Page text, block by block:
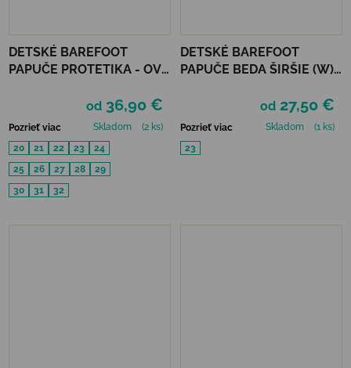
DETSKÉ BAREFOOT
PAPUČE PROTETIKA - OVE
od 36,90 €
Pozrieť viac Skladom
(2 ks)
20
21 22 23
24
25
26 27 28
29
30
31 32
DETSKÉ BAREFOOT
PAPUČE BEDA ŠIRŠIE (W)
od 27,50 €
Pozrieť viac Skladom
(1 ks)
23